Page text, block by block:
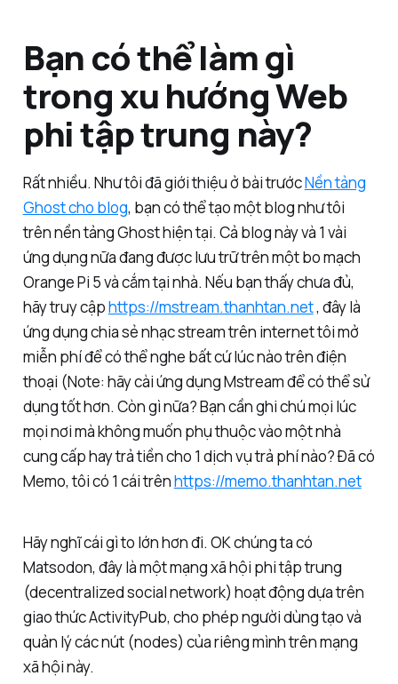
Bạn có thể làm gì
trong xu hướng Web
phi tập trung này?
Rất nhiều. Như tôi đã giới thiệu ở bài trướcNền tảng
Ghost cho blog, bạn có thể tạo một blog như tôi
trên nền tảng Ghost hiện tại. Cả blog này và 1 vài
ứng dụng nữa đang được lưu trữ trên một bo mạch
Orange Pi 5 và cắm tại nhà. Nếu bạn thấy chưa đủ,
hãy truy cậphttps://mstream.thanhtan.net, đây là
ứng dụng chia sẻ nhạc stream trên internet tôi mở
miễn phí để có thể nghe bất cứ lúc nào trên điện
thoại (Note: hãy cài ứng dụng Mstream để có thể sử
dụng tốt hơn. Còn gì nữa? Bạn cần ghi chú mọi lúc
mọi nơi mà không muốn phụ thuộc vào một nhà
cung cấp hay trả tiền cho 1 dịch vụ trả phí nào? Đã có
Memo, tôi có 1 cái trênhttps://memo.thanhtan.net
Hãy nghĩ cái gì to lớn hơn đi. OK chúng ta có
Matsodon, đây là một mạng xã hội phi tập trung
(decentralized social network) hoạt động dựa trên
giao thức ActivityPub, cho phép người dùng tạo và
quản lý các nút (nodes) của riêng mình trên mạng
xã hội này.